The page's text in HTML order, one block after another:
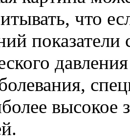
что
показатели
высокое